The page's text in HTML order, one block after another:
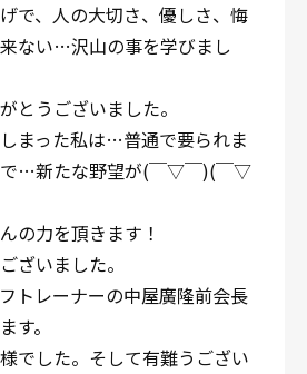
で、人の大切さ、優しさ、悔
ない…沢山の事を学びまし
とうございました。
まった私は…普通で要られま
…新たな野望が(￣▽￣)(￣▽
の力を頂きます！
ざいました。
トレーナーの中屋廣隆前会長
す。
でした。そして有難うござい